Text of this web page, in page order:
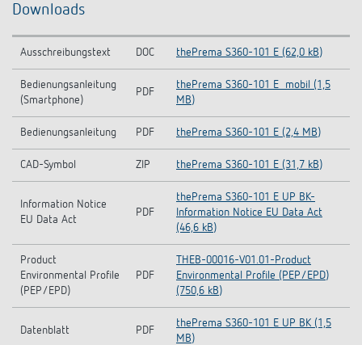
Downloads
Ausschreibungstext DOC thePrema S360-101 E (62,0 kB)
Bedienungsanleitung
(Smartphone)
PDF
thePrema S360-101 E_mobil (1,5
MB)
Bedienungsanleitung PDF thePrema S360-101 E (2,4 MB)
CAD-Symbol ZIP thePrema S360-101 E (31,7 kB)
Information Notice
EU Data Act
PDF
thePrema S360-101 E UP BK-
Information Notice EU Data Act
(46,6 kB)
Product
Environmental Profile
(PEP/EPD)
PDF
THEB-00016-V01.01-Product
Environmental Profile (PEP/EPD)
(750,6 kB)
Datenblatt PDF
thePrema S360-101 E UP BK (1,5
MB)